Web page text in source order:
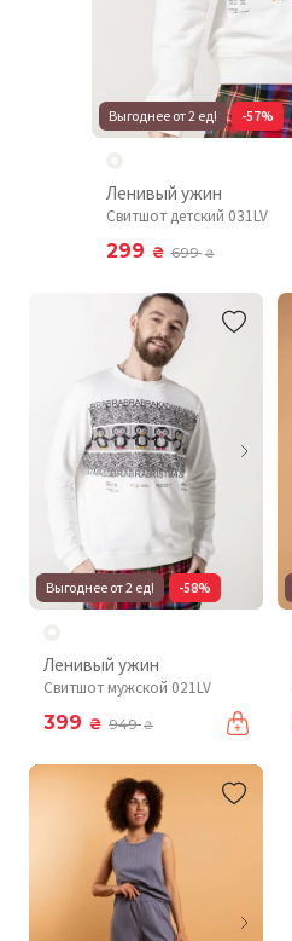
Выгоднее от 2 ед! -57%
Ленивый ужин
Свитшот детский 031LV
299 ₴ 699₴
Выгоднее от 2 ед! -58%
Ленивый ужин
Свитшот мужской 021LV
399 ₴ 949₴